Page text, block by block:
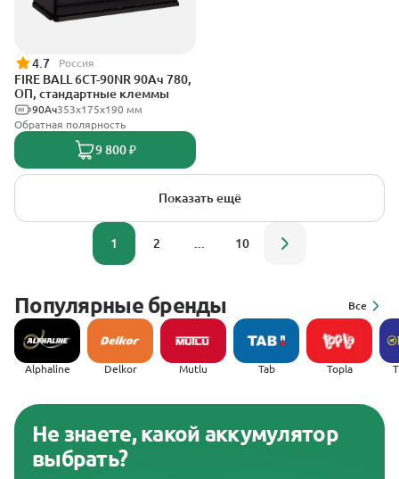
4.7 Россия
FIRE BALL 6СТ-90NR 90Ач 780,
ОП, стандартные клеммы
353x175x190 мм
90Ач
Обратная полярность
9 800 ₽
Показать ещё
1 2 10
Популярные бренды Все
Alphaline Delkor Mutlu Tab Topla
Не знаете, какой аккумулятор
выбрать?